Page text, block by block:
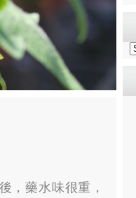
，藥水味很重 ，